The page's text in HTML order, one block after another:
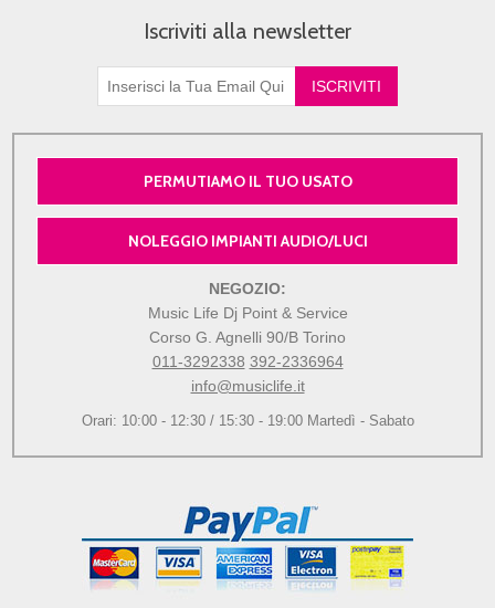
Iscriviti alla newsletter
PERMUTIAMO IL TUO USATO
NOLEGGIO IMPIANTI AUDIO/LUCI
NEGOZIO:
Music Life Dj Point & Service
Corso G. Agnelli 90/B Torino
011-3292338 392-2336964
info@musiclife.it
Orari: 10:00 - 12:30 / 15:30 - 19:00 Martedì - Sabato